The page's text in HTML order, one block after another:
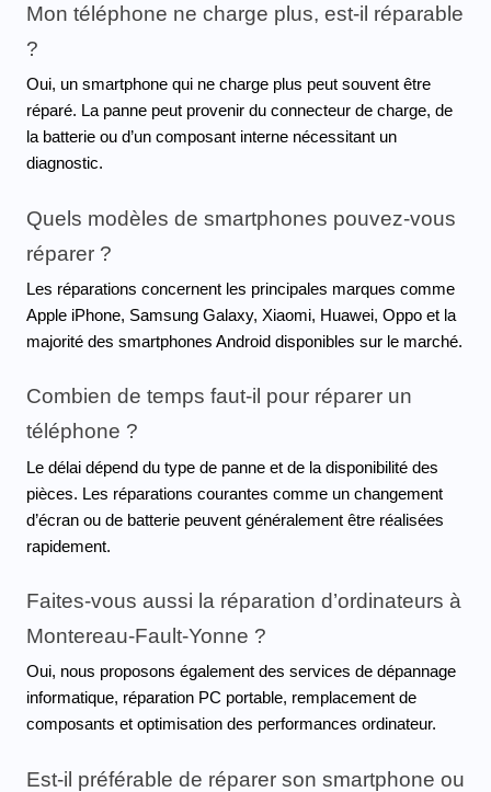
Mon téléphone ne charge plus, est-il réparable
?
Oui, un smartphone qui ne charge plus peut souvent être
réparé. La panne peut provenir du connecteur de charge, de
la batterie ou d’un composant interne nécessitant un
diagnostic.
Quels modèles de smartphones pouvez-vous
réparer ?
Les réparations concernent les principales marques comme
Apple iPhone, Samsung Galaxy, Xiaomi, Huawei, Oppo et la
majorité des smartphones Android disponibles sur le marché.
Combien de temps faut-il pour réparer un
téléphone ?
Le délai dépend du type de panne et de la disponibilité des
pièces. Les réparations courantes comme un changement
d’écran ou de batterie peuvent généralement être réalisées
rapidement.
Faites-vous aussi la réparation d’ordinateurs à
Montereau-Fault-Yonne ?
Oui, nous proposons également des services de dépannage
informatique, réparation PC portable, remplacement de
composants et optimisation des performances ordinateur.
Est-il préférable de réparer son smartphone ou